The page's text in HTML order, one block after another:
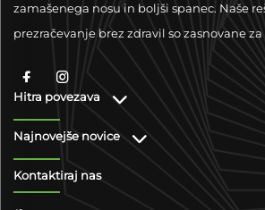
zamašenega nosu in boljši spanec. Naše
prezračevanje brez zdravil so zasnovane
Hitra povezava
Najnovejše novice
Kontaktiraj nas